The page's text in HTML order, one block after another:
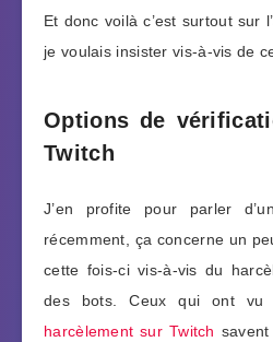
Et donc voilà c’est surtout sur
je voulais insister vis-à-vis de
Options de
Twitch
J’en profite pour parler
récemment, ça concerne un
cette fois-ci vis-à-vis du
des bots. Ceux qui ont
harcèlement sur Twitch